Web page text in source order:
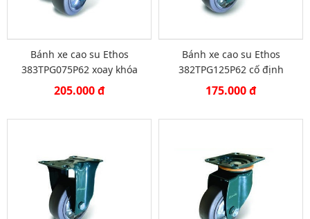
Bánh xe cao su Ethos
383TPG075P62 xoay khóa
205.000 đ
Bánh xe cao su Ethos
382TPG125P62 cố định
175.000 đ